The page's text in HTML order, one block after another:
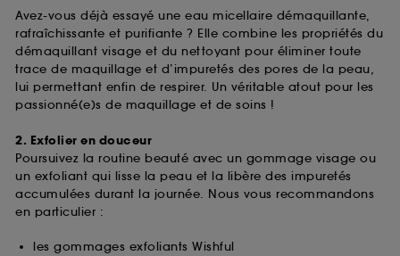
Avez-vous déjà essayé une eau micellaire démaquillante,
rafraîchissante et purifiante ? Elle combine les propriétés du
démaquillant visage et du nettoyant pour éliminer toute
trace de maquillage et d’impuretés des pores de la peau,
lui permettant enfin de respirer. Un véritable atout pour les
passionné(e)s de maquillage et de soins !
2. Exfolier en douceur
Poursuivez la routine beauté avec un gommage visage ou
un exfoliant qui lisse la peau et la libère des impuretés
accumulées durant la journée. Nous vous recommandons
en particulier :
les gommages exfoliants Wishful